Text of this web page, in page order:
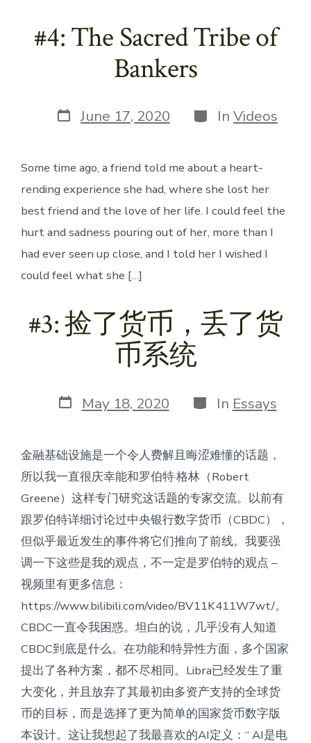
#4: The Sacred Tribe of
Bankers
Post
date
June 17, 2020 Categories
In Videos
Some time ago, a friend told me about a heart-
rending experience she had, where she lost her
best friend and the love of her life. I could feel the
hurt and sadness pouring out of her, more than I
had ever seen up close, and I told her I wished I
could feel what she […]
#3: 捡了货币，丢了货
币系统
Post
date
May 18, 2020 Categories
In Essays
金融基础设施是一个令人费解且晦涩难懂的话题，
所以我一直很庆幸能和罗伯特·格林（Robert
Greene）这样专门研究这话题的专家交流。以前有
跟罗伯特详细讨论过中央银行数字货币（CBDC），
但似乎最近发生的事件将它们推向了前线。我要强
调一下这些是我的观点，不一定是罗伯特的观点 –
视频里有更多信息：
https://www.bilibili.com/video/BV11K411W7wt/。
CBDC一直令我困惑。坦白的说，几乎没有人知道
CBDC到底是什么。在功能和特异性方面，多个国家
提出了各种方案，都不尽相同。Libra已经发生了重
大变化，并且放弃了其最初由多资产支持的全球货
币的目标，而是选择了更为简单的国家货币数字版
本设计。这让我想起了我最喜欢的AI定义：“ AI是电